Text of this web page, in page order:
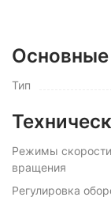
Основные
Тип
Режимы скорости
вращения
Регулировка